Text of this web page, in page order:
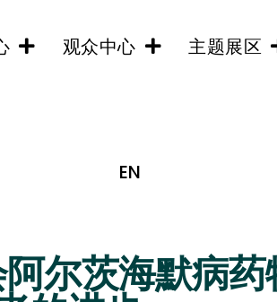
观众中心 主题展区
EN
尔茨海默病